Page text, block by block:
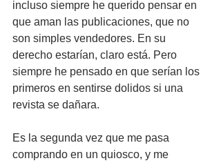
incluso siempre he querido pensar en
que aman las publicaciones, que no
son simples vendedores. En su
derecho estarían, claro está. Pero
siempre he pensado en que serían los
primeros en sentirse dolidos si una
revista se dañara.
Es la segunda vez que me pasa
comprando en un quiosco, y me